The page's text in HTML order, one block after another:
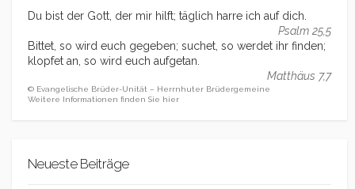
Du bist der Gott, der mir hilft; täglich harre ich auf dich.
Psalm 25,5
Bittet, so wird euch gegeben; suchet, so werdet ihr finden;
klopfet an, so wird euch aufgetan.
Matthäus 7,7
© Evangelische Brüder-Unität – Herrnhuter Brüdergemeine
Weitere Informationen finden Sie hier
Neueste Beiträge